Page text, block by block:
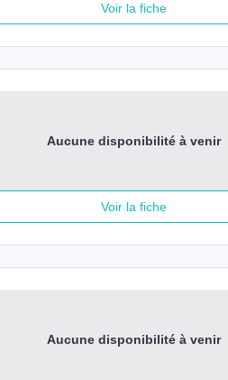
Voir la fiche
Aucune disponibilité à venir
Voir la fiche
Aucune disponibilité à venir